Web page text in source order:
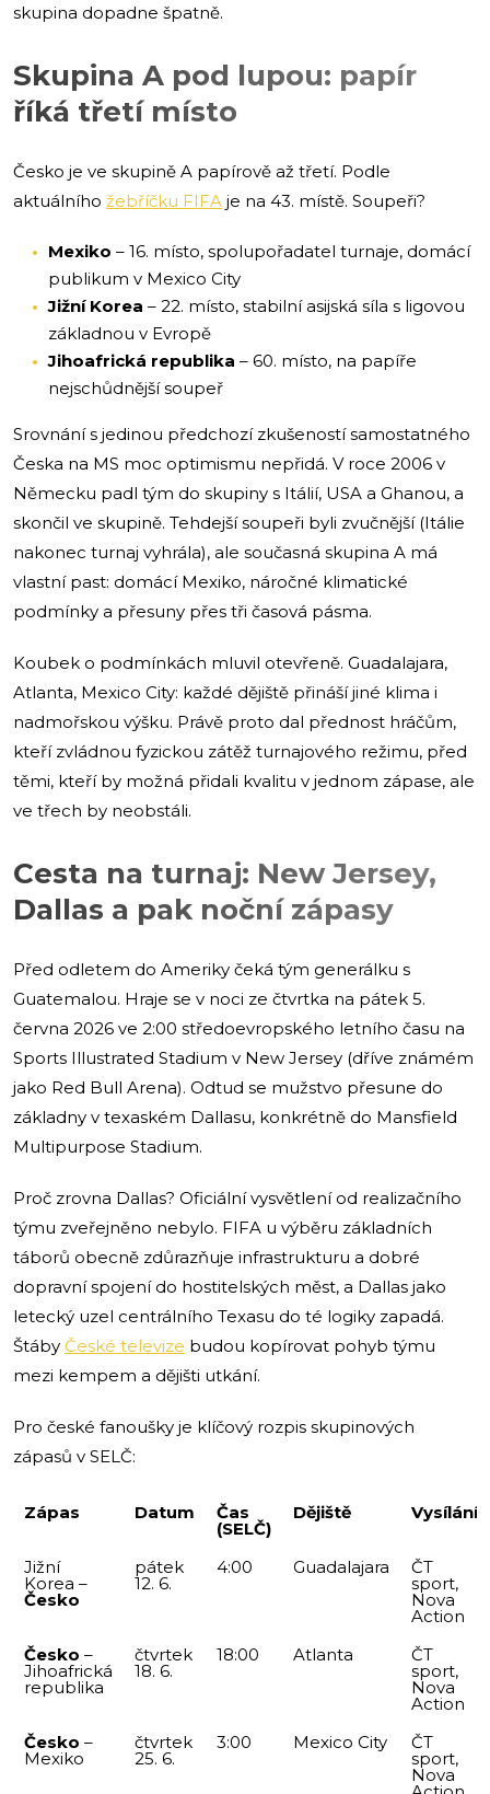
skupina dopadne špatně.
Skupina A pod lupou: papír
říká třetí místo
Česko je ve skupině A papírově až třetí. Podle
aktuálního žebříčku FIFA je na 43. místě. Soupeři?
Mexiko – 16. místo, spolupořadatel turnaje, domácí
publikum v Mexico City
Jižní Korea – 22. místo, stabilní asijská síla s ligovou
základnou v Evropě
Jihoafrická republika – 60. místo, na papíře
nejschůdnější soupeř
Srovnání s jedinou předchozí zkušeností samostatného
Česka na MS moc optimismu nepřidá. V roce 2006 v
Německu padl tým do skupiny s Itálií, USA a Ghanou, a
skončil ve skupině. Tehdejší soupeři byli zvučnější (Itálie
nakonec turnaj vyhrála), ale současná skupina A má
vlastní past: domácí Mexiko, náročné klimatické
podmínky a přesuny přes tři časová pásma.
Koubek o podmínkách mluvil otevřeně. Guadalajara,
Atlanta, Mexico City: každé dějiště přináší jiné klima i
nadmořskou výšku. Právě proto dal přednost hráčům,
kteří zvládnou fyzickou zátěž turnajového režimu, před
těmi, kteří by možná přidali kvalitu v jednom zápase, ale
ve třech by neobstáli.
Cesta na turnaj: New Jersey,
Dallas a pak noční zápasy
Před odletem do Ameriky čeká tým generálku s
Guatemalou. Hraje se v noci ze čtvrtka na pátek 5.
června 2026 ve 2:00 středoevropského letního času na
Sports Illustrated Stadium v New Jersey (dříve známém
jako Red Bull Arena). Odtud se mužstvo přesune do
základny v texaském Dallasu, konkrétně do Mansfield
Multipurpose Stadium.
Proč zrovna Dallas? Oficiální vysvětlení od realizačního
týmu zveřejněno nebylo. FIFA u výběru základních
táborů obecně zdůrazňuje infrastrukturu a dobré
dopravní spojení do hostitelských měst, a Dallas jako
letecký uzel centrálního Texasu do té logiky zapadá.
Štáby České televize budou kopírovat pohyb týmu
mezi kempem a dějišti utkání.
Pro české fanoušky je klíčový rozpis skupinových
zápasů v SELČ:
Zápas Datum Čas
(SELČ)
Dějiště Vysílání
Jižní
Korea –
Česko
pátek
12. 6.
4:00 Guadalajara ČT
sport,
Nova
Action
Česko –
Jihoafrická
republika
čtvrtek
18. 6.
18:00 Atlanta ČT
sport,
Nova
Action
Česko –
Mexiko
čtvrtek
25. 6.
3:00 Mexico City ČT
sport,
Nova